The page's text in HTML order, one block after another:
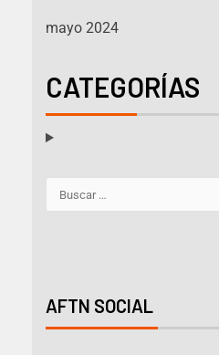
mayo 2024
CATEGORÍAS
AFTN SOCIAL